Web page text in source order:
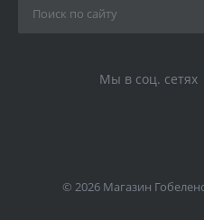
Мы в соц. сетях
© 2026 Магазин